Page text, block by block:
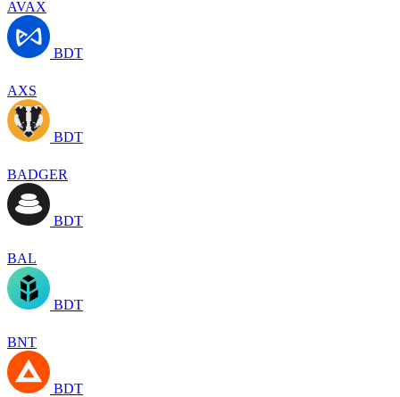
AVAX
BDT
AXS
BDT
BADGER
BDT
BAL
BDT
BNT
BDT